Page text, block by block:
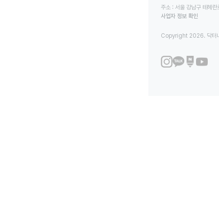
주소 : 서울 강남구 테헤
사업자 정보 확인
Copyright 2026. 닥터